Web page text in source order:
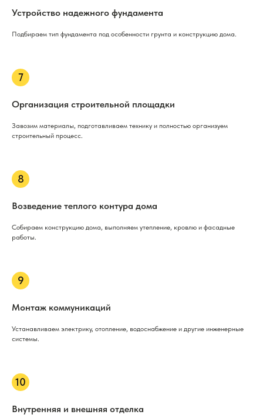
Устройство надежного фундамента
Подбираем тип фундамента под особенности грунта и конструкцию дома.
Организация строительной площадки
Завозим материалы, подготавливаем технику и полностью организуем
строительный процесс.
Возведение теплого контура дома
Собираем конструкцию дома, выполняем утепление, кровлю и фасадные
работы.
Монтаж коммуникаций
Устанавливаем электрику, отопление, водоснабжение и другие инженерные
системы.
Внутренняя и внешняя отделка